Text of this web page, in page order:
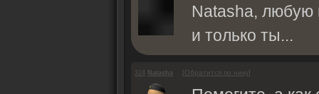
Natasha, любую
и только ты...
324 Natasha [Обратится по нику]